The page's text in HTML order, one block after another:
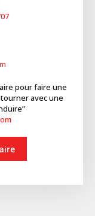
pour faire une
avec une